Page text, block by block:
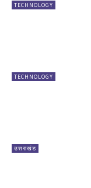
TECHNOLOGY
TECHNOLOGY
उत्तराखंड